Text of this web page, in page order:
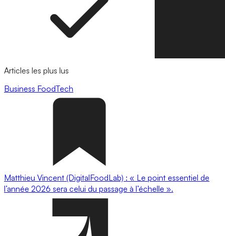
Articles les plus lus
Business FoodTech
Matthieu Vincent (DigitalFoodLab) : « Le point essentiel de
l’année 2026 sera celui du passage à l’échelle ».